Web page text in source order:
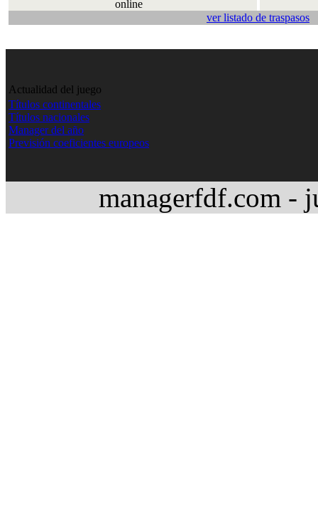
ver listado de traspasos
Actualidad del juego
Títulos continentales
Títulos nacionales
Manager del año
Previsión coeficientes europeos
managerfdf.com -